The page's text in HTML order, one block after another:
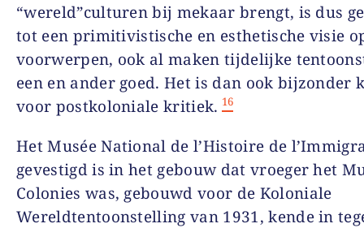
“wereld”culturen bij mekaar brengt, is dus
tot een primitivistische en esthetische visie
voorwerpen, ook al maken tijdelijke
een en ander goed. Het is dan ook bijzonder
voor postkoloniale kritiek. 16
Het Musée National de l’Histoire de
gevestigd is in het gebouw dat vroeger het
Colonies was, gebouwd voor de Koloniale
Wereldtentoonstelling van 1931, kende in